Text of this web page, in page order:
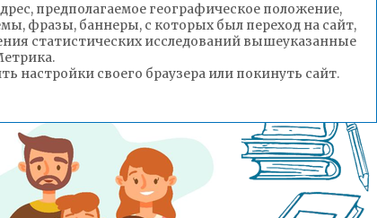
предполагаемое географическое положение,
фразы, баннеры, с которых был переход на сайт,
статистических исследований вышеуказанные
настройки своего браузера или покинуть сайт.